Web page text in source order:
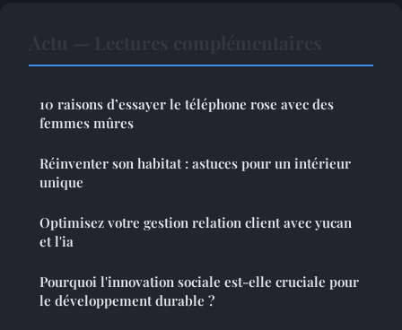
10 raisons d’essayer le téléphone rose avec des
femmes mûres
Réinventer son habitat : astuces pour un intérieur
unique
Optimisez votre gestion relation client avec yucan
et l'ia
Pourquoi l'innovation sociale est-elle cruciale pour
le développement durable ?